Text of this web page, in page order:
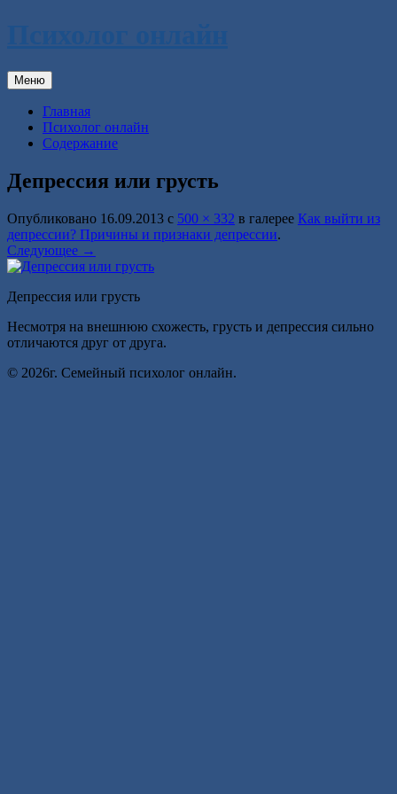
Меню
Главная
Психолог онлайн
Содержание
Депрессия или грусть
Опубликовано 16.09.2013 с 500 × 332 в галерее Как выйти из
депрессии? Причины и признаки депрессии.
Следующее →
Депрессия или грусть
Несмотря на внешнюю схожесть, грусть и депрессия сильно
отличаются друг от друга.
© 2026г. Семейный психолог онлайн.